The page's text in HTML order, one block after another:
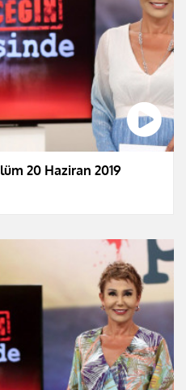
20 Haziran 2019